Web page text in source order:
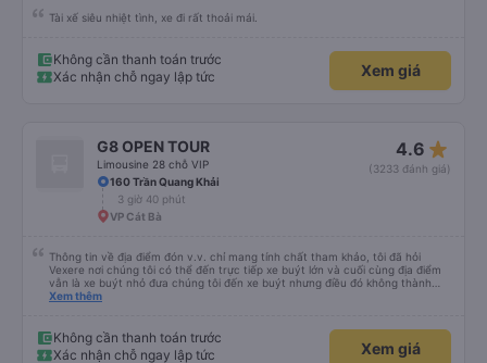
Tài xế siêu nhiệt tình, xe đi rất thoải mái.
Không cần thanh toán trước
Xác nhận chỗ ngay lập tức
Xem giá
G8 OPEN TOUR
Limousine 28 chỗ VIP
4.6 star_rate
(3233 đánh giá)
160 Trần Quang Khải
3 giờ 40 phút
VP Cát Bà
Thông tin về địa điểm đón v.v. chỉ mang tính chất tham khảo, tôi đã hỏi
Vexere nơi chúng tôi có thể đến trực tiếp xe buýt lớn và cuối cùng địa điểm
vẫn là xe buýt nhỏ đưa chúng tôi đến xe buýt nhưng điều đó không thành
vấn đề. Chúng tôi khởi hành đúng giờ từ Hà Nội nhưng đã nghỉ rất lâu ở sân
30 phút hai lần ở khu vực đường cao tốc (3 nghìn đồng để sử dụng phòng
tắm và chúng rất sạch sẽ) và cũng có thể mua rất nhiều đồ ăn nhẹ và thức
Xem thêm
Không cần thanh toán trước
Xác nhận chỗ ngay lập tức
Xem giá